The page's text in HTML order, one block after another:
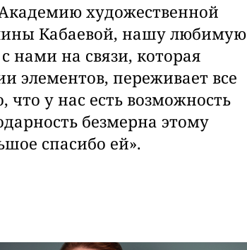
художественной
Кабаевой, нашу любимую
нами на связи, которая
элементов, переживает все
у нас есть возможность
безмерна этому
спасибо ей».